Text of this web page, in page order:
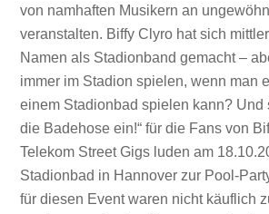
von namhaften Musikern an
veranstalten. Biffy Clyro hat sich
Namen als Stadionband gemacht –
immer im Stadion spielen, wenn man
einem Stadionbad spielen kann? Und
die Badehose ein!“ für die Fans von
Telekom Street Gigs luden am
Stadionbad in Hannover zur Pool-
für diesen Event waren nicht käuflich